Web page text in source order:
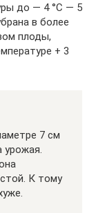
до — 4 °С — 5
в более
плоды,
+ 3
7 см
урожая.
К тому